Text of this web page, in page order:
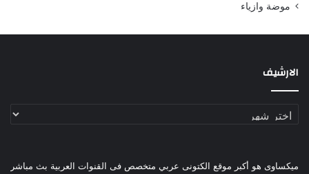
موضة وازياء
الارشيف
الارشيف
ميكساوى هو أكبر موقع الكتونى عربي متخصص فى القنوات العربية بث مباشر